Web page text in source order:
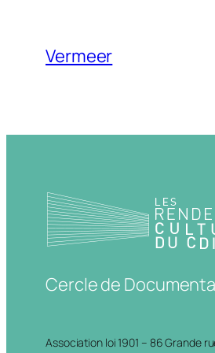
Vermeer
Cercle de
Association loi 1901 – 86 Grande